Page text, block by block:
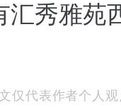
汇秀雅苑
仅代表作者个人